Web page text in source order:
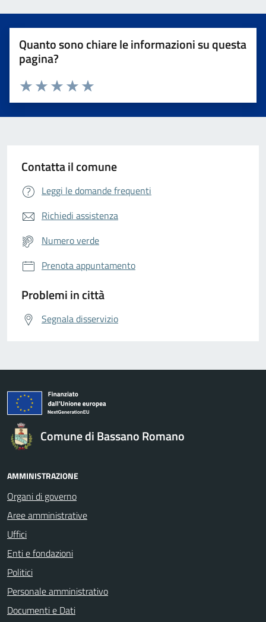
Quanto sono chiare le informazioni su questa
pagina?
Valuta da 1 a 5 stelle la pagina
Valuta 5 stelle su 5
Valuta 4 stelle su 5
Valuta 3 stelle su 5
Valuta 2 stelle su 5
Valuta 1 stelle su 5
Contatta il comune
Leggi le domande frequenti
Richiedi assistenza
Numero verde
Prenota appuntamento
Problemi in città
Segnala disservizio
Comune di Bassano Romano
AMMINISTRAZIONE
Organi di governo
Aree amministrative
Uffici
Enti e fondazioni
Politici
Personale amministrativo
Documenti e Dati